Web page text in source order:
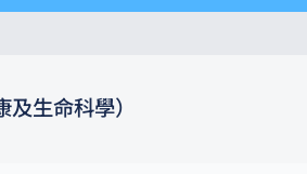
生命科學）